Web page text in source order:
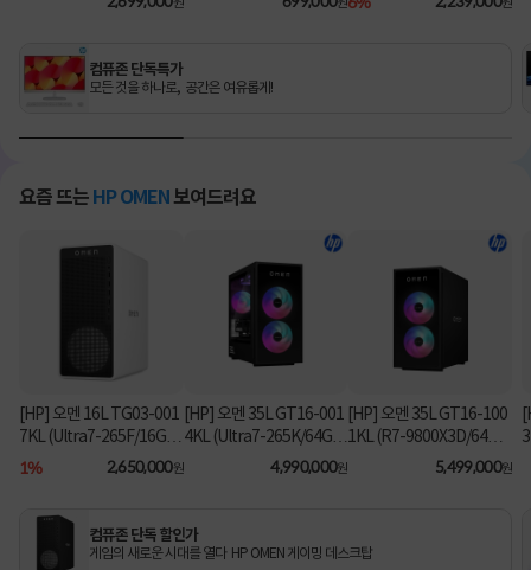
원 원 원
컴퓨존 단독특가
모든 것을 하나로, 공간은 여유롭게!
요즘 뜨는 HP OMEN 보여드려요
[HP] 오멘 16L TG03-001
7KL (Ultra7-265F/16GB/
1TB/RX9060XT/FD) [기
1% 2,650,000원
[HP] 오멘 35L GT16-001
4KL (Ultra7-265K/64GB/
2TB/RTX5070Ti/FD) 3
쿠폰★
4,990,000원
[HP] 오멘 35L GT16-100
1KL (R7-9800X3D/64G
B/1TB/RTX5080/FD) [기
5,499,000원
컴퓨존 단독 할인가
게임의 새로운 시대를 열다 HP OMEN 게이밍 데스크탑